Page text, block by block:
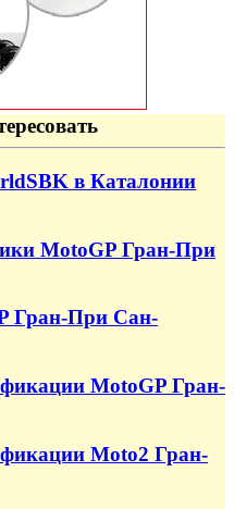
в Каталонии
MotoGP Гран-При
Гран-При Сан-
MotoGP Гран-
Moto2 Гран-